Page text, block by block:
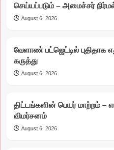
செய்யப்படும் – அமைச்சர்
August 6, 2026
வேளாண் பட்ஜெட்டில் புதிதாக
கருத்து
August 6, 2026
திட்டங்களின் பெயர் மாற்றம்
விமர்சனம்
August 6, 2026